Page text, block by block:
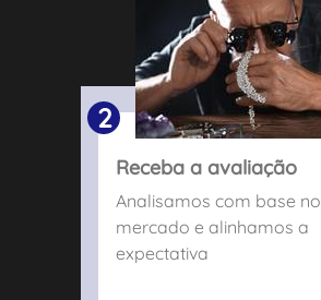
2
Receba a avaliação
Analisamos com base no
mercado e alinhamos a
expectativa